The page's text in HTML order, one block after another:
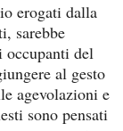
erogati dalla
sarebbe
occupanti del
al gesto
agevolazioni e
sono pensati